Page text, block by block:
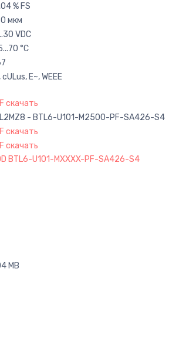
% FS
мкм
VDC
°C
cULus, E~, WEEE
скачать
- BTL6-U101-M2500-PF-SA426-S4
скачать
скачать
BTL6-U101-MXXXX-PF-SA426-S4
MB